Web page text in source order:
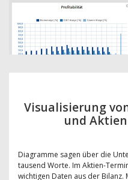
Visualisierung
und
Diagramme sagen über die
tausend Worte. Im Aktien-
wichtigen Daten aus der Bilanz.